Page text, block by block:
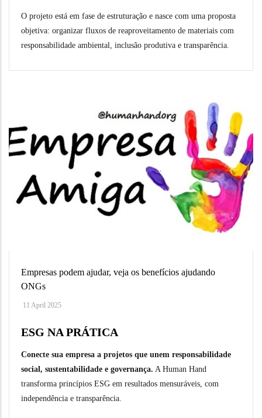
O projeto está em fase de estruturação e nasce com uma proposta
objetiva: organizar fluxos de reaproveitamento de materiais com
responsabilidade ambiental, inclusão produtiva e transparência.
Empresas podem ajudar, veja os benefícios ajudando
ONGs
11 April 2025
ESG NA PRÁTICA
Conecte sua empresa a projetos que unem responsabilidade
social, sustentabilidade e governança. A Human Hand
transforma princípios ESG em resultados mensuráveis, com
independência e transparência.